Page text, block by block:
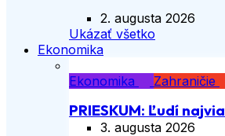
2. augusta 2026
Ukázať všetko
Ekonomika
Ekonomika
Zahraničie
PRIESKUM: Ľudí
3. augusta 2026